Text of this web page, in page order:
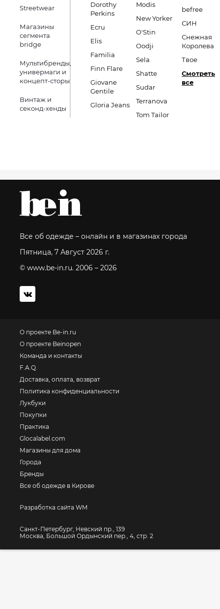
Streetwear
Магазины
сегмента
bridge
Мультибренды,
универмаги и
концепт-сторы
Винтаж и
секонд-хенды
Dorothy
Perkins
Ecru
Elis
Familia
Finn Flare
Giovane
Gentile
Gloria Jeans
Modis
New Yorker
O'Stin
Oodji
Sela
Shatte
Sudar
Terranova
Tom Tailor
befree
СИН
Снежная
Королева
Твое
Смотреть
все
Все об одежде – онлайн и в магазинах города
Пятница, 7 Август 2026 г.
© www.be-in.ru. 2006 – 2026
О проекте Be-in.ru
О проекте Beinopen
Команда и контакты
F.A.Q.
Доставка, оплата, возврат
Политика конфиденциальности
Лукбуки
Покупки
Практика
Glocalabel.com
Магазины для дома
Города
Бренды
Все об одежде в Кирове
Разработка сайта WM
Санкт-Петербург, Невский пр., 139
Москва, Большой Ордынский пер., 4, стр. 2